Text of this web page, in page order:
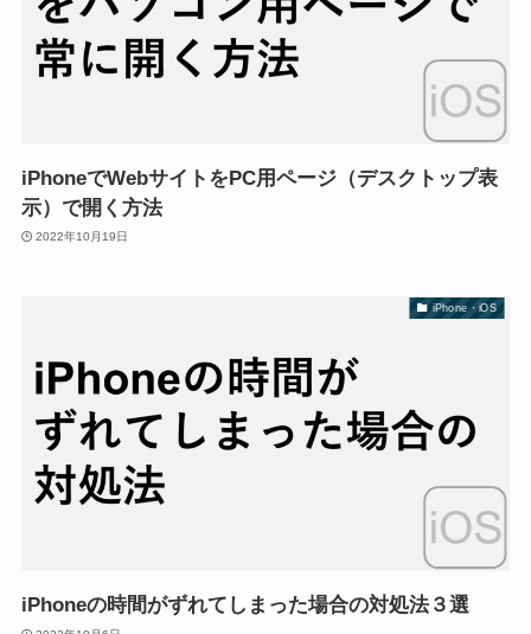
iPhoneでWebサイトをPC用ページ（デスクトップ表
示）で開く方法
2022年10月19日
iPhone・iOS
iPhoneの時間がずれてしまった場合の対処法３選